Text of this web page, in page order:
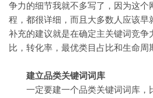
争力的细节我就不多写了，因为这个
程，都很详细，而且大多数人应该早
补充的建议就是在确定主关键词竞争
比，转化率，最优类目占比和生命周
建立品类关键词词库
一定要建一个品类关键词词库，